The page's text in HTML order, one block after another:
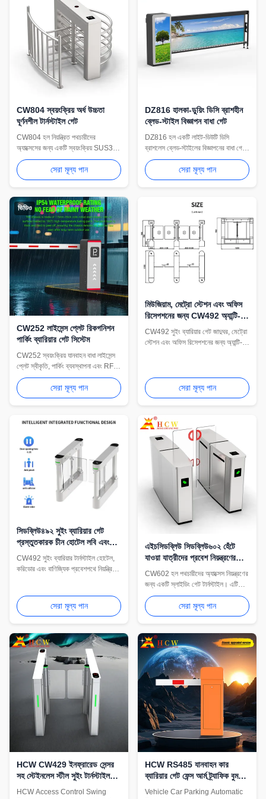
CW804 স্বয়ংক্রিয় অর্ধ উচ্চতা
ঘূর্ণনশীল টার্নস্টাইল গেট
CW804 হল নিয়ন্ত্রিত পথচারীদের
অ্যাক্সেসের জন্য একটি স্বয়ংক্রিয় SUS304
অর্ধ-উচ্চতা ঘূর্ণমান টার্নস্টাইল। এটি ওয়ান-ওয়ে
প্যাসেজ, 0.5-সেকেন্ড ওপেনিং, RS-232
এবং RS485 কমিউনিকেশন, অ্যান্টি-পিঞ্চ
সমর্থন করে।
সেরা মূল্য পান
DZ816 হালকা-ডুয়িং ডিসি ব্রাশহীন
ব্লেড-স্টাইল বিজ্ঞাপন বাধা গেট
DZ816 হল একটি লাইট-ডিউটি ​​ডিসি
ব্রাশলেস ব্লেড-স্টাইলের বিজ্ঞাপনের বাধা গেট
যার একটি 150 ওয়াট মোটর, সামঞ্জস্যযোগ্য
3-6 সেকেন্ড গতি, 4 মিটার বাহু পর্যন্ত,
সামঞ্জস্যযোগ্য বাধা রিবাউন্ড, বিলম্বিত বন্ধ এবং
সেরা মূল্য পান
ভিডিও
CW252 লাইসেন্স প্লেট রিকগনিশন
পার্কিং ব্যারিয়ার গেট সিস্টেম
CW252 স্বয়ংক্রিয় যানবাহন বাধা লাইসেন্স
প্লেট স্বীকৃতি, পার্কিং ব্যবস্থাপনা এবং RFID
অ্যাক্সেস সিস্টেমের সাথে একীভূত করতে
পারে। শপিং মল, আবাসিক এলাকা এবং
নিয়ন্ত্রিত যানবাহনের প্রবেশ পথের জন্য
সেরা মূল্য পান
মিউজিয়াম, মেট্রো স্টেশন এবং অফিস
রিসেপশনের জন্য CW492 অ্যান্টি-
টেলগেটিং সুইং ব্যারিয়ার গেট
CW492 সুইং ব্যারিয়ার গেট জাদুঘর, মেট্রো
স্টেশন এবং অফিস রিসেপশনের জন্য অ্যান্টি-
সেরা মূল্য পান
সিডব্লিউ৪৯২ সুইং ব্যারিয়ার গেট
প্রস্তুতকারক চীন হোটেল লবি এবং
পথচারী অ্যাক্সেস নিয়ন্ত্রণের জন্য
CW492 সুইং ব্যারিয়ার টার্নস্টাইল হোটেল,
করিডোর এবং বাণিজ্যিক প্রবেশপথে নিয়ন্ত্রিত
উত্তরণ সমাধান উপলব্ধ।
সেরা মূল্য পান
এইচসিডব্লিউ সিডব্লিউ৬০২ হেঁটে
যাওয়া যাত্রীদের প্রবেশ নিয়ন্ত্রণের
জন্য স্লাইডিং গেট টার্নস্টাইল
CW602 হল পথচারীদের অ্যাক্সেস নিয়ন্ত্রণের
জন্য একটি স্লাইডিং গেট টার্নস্টাইল। এটিতে
একটি 304 স্টেইনলেস স্টিল ক্যাবিনেট, গ্লাস
স্লাইডিং প্যানেল, RS232/RS485
যোগাযোগ, 550 মিমি প্যাসেজ প্রস্থ, IP42
রয়েছে৷
সেরা মূল্য পান
HCW CW429 ইনফ্রারেড সেন্সর
সহ স্টেইনলেস স্টীল সুইং টার্নস্টাইল
গেট
HCW Access Control Swing
HCW RS485 যানবাহন কার
ব্যারিয়ার গেট ফেন্স আর্ম ট্র্যাফিক বুম
ব্যারিয়ার ১৬০W
Vehicle Car Parking Automatic